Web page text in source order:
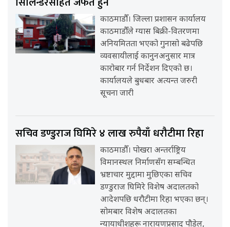
काठमाडौँ। जिल्ला प्रशासन कार्यालय
काठमाडौँले ग्यास बिक्री-वितरणमा
अनियमितता भएको गुनासो बढेपछि
व्यवसायीलाई कानुनअनुसार मात्र
कारोबार गर्न निर्देशन दिएको छ।
कार्यालयले बुधबार अत्यन्त जरुरी
सूचना जारी
सचिव डण्डुराज घिमिरे ४ लाख रुपैयाँ धरौटीमा रिहा
काठमाडौँ। पोखरा अन्तर्राष्ट्रिय
विमानस्थल निर्माणसँग सम्बन्धित
भ्रष्टाचार मुद्दामा मुछिएका सचिव
डण्डुराज घिमिरे विशेष अदालतको
आदेशपछि धरौटीमा रिहा भएका छन्।
सोमबार विशेष अदालतका
न्यायाधीशहरू नारायणप्रसाद पौडेल,